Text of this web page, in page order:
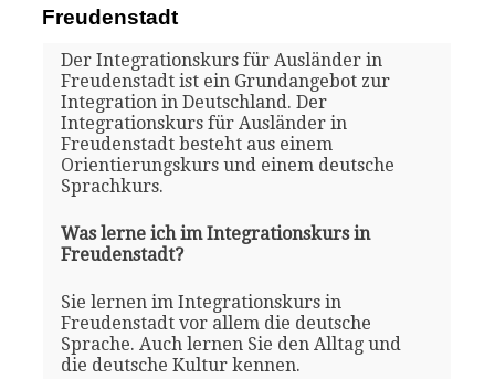
Freudenstadt
Der Integrationskurs für Ausländer in
Freudenstadt ist ein Grundangebot zur
Integration in Deutschland. Der
Integrationskurs für Ausländer in
Freudenstadt besteht aus einem
Orientierungskurs und einem deutsche
Sprachkurs.
Was lerne ich im Integrationskurs in
Freudenstadt?
Sie lernen im Integrationskurs in
Freudenstadt vor allem die deutsche
Sprache. Auch lernen Sie den Alltag und
die deutsche Kultur kennen.